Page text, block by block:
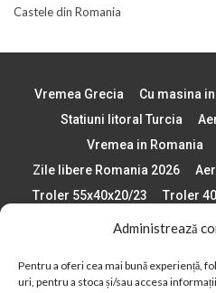
Administrează
Pentru a oferi cea mai bună experiență,
uri, pentru a stoca și/sau accesa
Castele din Romania
Vremea Grecia Cu masina
Statiuni litoral Turcia
Vremea in Romania
Zile libere Romania 2026
Troler 55x40x20/23
Troler
Paste 2026
Cele
Plaje din Europa